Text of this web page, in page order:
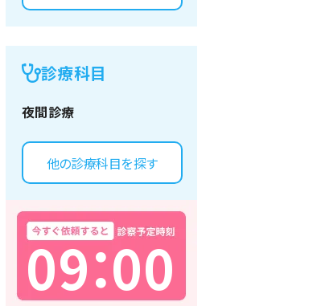
診療科目
夜間診療
他の診療科目を探す
09：
00